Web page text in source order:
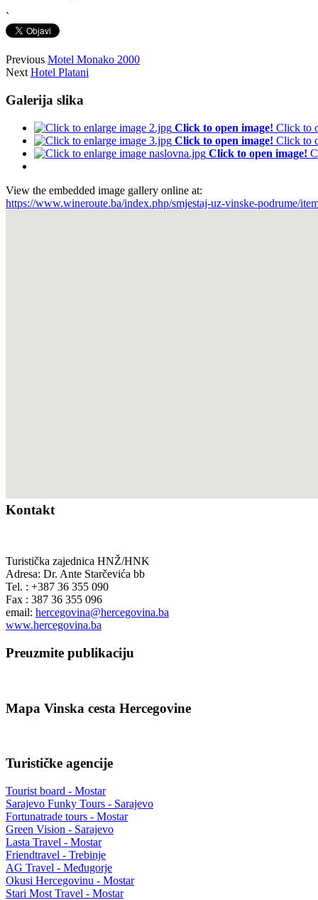
`
Previous Motel Monako 2000
Next Hotel Platani
Galerija slika
Click to open image! Click to
Click to open image! Click to
Click to open image!
View the embedded image gallery online at:
https://www.wineroute.ba/index.php/smjestaj-uz-vinske-podrume/
Kontakt
Turistička zajednica HNŽ/HNK
Adresa: Dr. Ante Starčevića bb
Tel. : +387 36 355 090
Fax : 387 36 355 096
email: hercegovina@hercegovina.ba
www.hercegovina.ba
Preuzmite publikaciju
Mapa Vinska cesta Hercegovine
Turističke agencije
Tourist board - Mostar
Sarajevo Funky Tours - Sarajevo
Fortunatrade tours - Mostar
Green Vision - Sarajevo
Lasta Travel - Mostar
Friendtravel - Trebinje
AG Travel - Međugorje
Okusi Hercegovinu - Mostar
Stari Most Travel - Mostar